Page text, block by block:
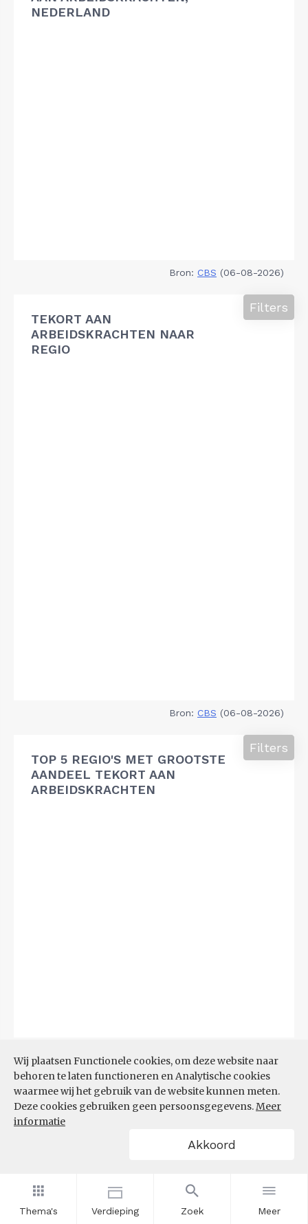
Thema's Verdieping Zoek Meer
Wij plaatsen Functionele cookies, om deze website naar
behoren te laten functioneren en Analytische cookies
waarmee wij het gebruik van de website kunnen meten.
Deze cookies gebruiken geen persoonsgegevens.Meer
informatie
Akkoord
NEDERLAND
Bron: CBS (06-08-2026)
TEKORT AAN
ARBEIDSKRACHTEN NAAR
REGIO
Filters
Bron: CBS (06-08-2026)
TOP 5 REGIO'S MET GROOTSTE
AANDEEL TEKORT AAN
ARBEIDSKRACHTEN
Filters
TOP 10 REGIO'S MET KLEINSTE
AANDEEL TEKORT AAN
ARBEIDSKRACHTEN
Filters